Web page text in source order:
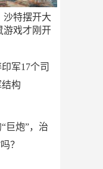
沙特摆开大
游戏才刚开
军17个司
构
巨炮”，治
？